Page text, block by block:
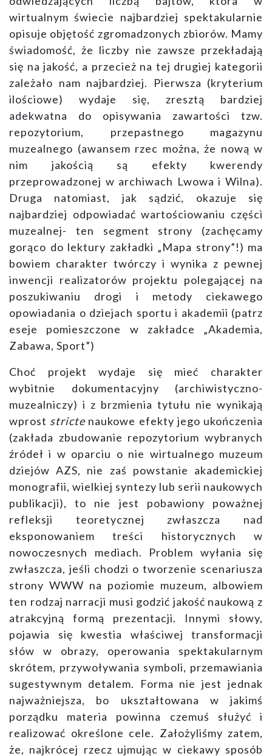
wirtualnym świecie najbardziej spektakularnie
opisuje objętość zgromadzonych zbiorów. Mamy
świadomość, że liczby nie zawsze przekładają
się na jakość, a przecież na tej drugiej kategorii
zależało nam najbardziej. Pierwsza (kryterium
ilościowe) wydaje się, zresztą bardziej
adekwatna do opisywania zawartości tzw.
repozytorium, przepastnego magazynu
muzealnego (awansem rzec można, że nową w
nim jakością są efekty kwerendy
przeprowadzonej w archiwach Lwowa i Wilna).
Druga natomiast, jak sądzić, okazuje się
najbardziej odpowiadać wartościowaniu części
muzealnej- ten segment strony (zachęcamy
gorąco do lektury zakładki „Mapa strony”!) ma
bowiem charakter twórczy i wynika z pewnej
inwencji realizatorów projektu polegającej na
poszukiwaniu drogi i metody ciekawego
opowiadania o dziejach sportu i akademii (patrz
eseje pomieszczone w zakładce „Akademia,
Zabawa, Sport”)
Choć projekt wydaje się mieć charakter
wybitnie dokumentacyjny (archiwistyczno-
muzealniczy) i z brzmienia tytułu nie wynikają
wprost strictenaukowe efekty jego ukończenia
(zakłada zbudowanie repozytorium wybranych
źródeł i w oparciu o nie wirtualnego muzeum
dziejów AZS, nie zaś powstanie akademickiej
monografii, wielkiej syntezy lub serii naukowych
publikacji), to nie jest pobawiony poważnej
refleksji teoretycznej zwłaszcza nad
eksponowaniem treści historycznych w
nowoczesnych mediach. Problem wyłania się
zwłaszcza, jeśli chodzi o tworzenie scenariusza
strony WWW na poziomie muzeum, albowiem
ten rodzaj narracji musi godzić jakość naukową z
atrakcyjną formą prezentacji. Innymi słowy,
pojawia się kwestia właściwej transformacji
słów w obrazy, operowania spektakularnym
skrótem, przywoływania symboli, przemawiania
sugestywnym detalem. Forma nie jest jednak
najważniejsza, bo ukształtowana w jakimś
porządku materia powinna czemuś służyć i
realizować określone cele. Założyliśmy zatem,
że, najkrócej rzecz ujmując w ciekawy sposób